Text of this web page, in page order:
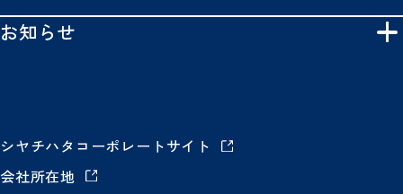
お知らせ
シヤチハタコーポレートサイト
会社所在地